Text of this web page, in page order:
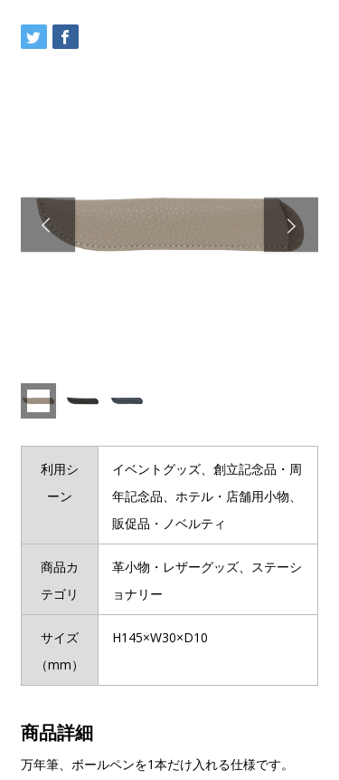
利用シ
ーン
イベントグッズ、創立記念品・周
年記念品、ホテル・店舗用小物、
販促品・ノベルティ
商品カ
テゴリ
革小物・レザーグッズ、ステーシ
ョナリー
サイズ
（mm）
H145×W30×D10
商品詳細
万年筆、ボールペンを1本だけ入れる仕様です。